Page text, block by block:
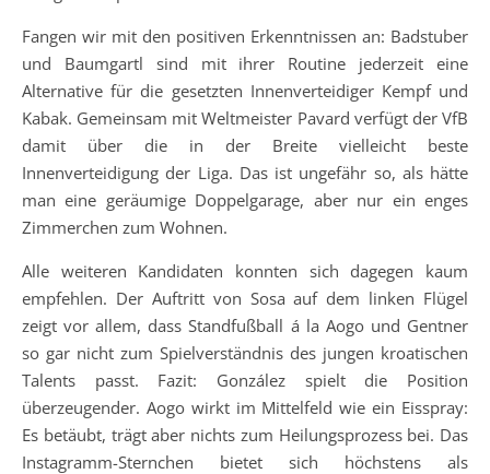
Fangen wir mit den positiven Erkenntnissen an: Badstuber
und Baumgartl sind mit ihrer Routine jederzeit eine
Alternative für die gesetzten Innenverteidiger Kempf und
Kabak. Gemeinsam mit Weltmeister Pavard verfügt der VfB
damit über die in der Breite vielleicht beste
Innenverteidigung der Liga. Das ist ungefähr so, als hätte
man eine geräumige Doppelgarage, aber nur ein enges
Zimmerchen zum Wohnen.
Alle weiteren Kandidaten konnten sich dagegen kaum
empfehlen. Der Auftritt von Sosa auf dem linken Flügel
zeigt vor allem, dass Standfußball á la Aogo und Gentner
so gar nicht zum Spielverständnis des jungen kroatischen
Talents passt. Fazit: González spielt die Position
überzeugender. Aogo wirkt im Mittelfeld wie ein Eisspray:
Es betäubt, trägt aber nichts zum Heilungsprozess bei. Das
Instagramm-Sternchen bietet sich höchstens als